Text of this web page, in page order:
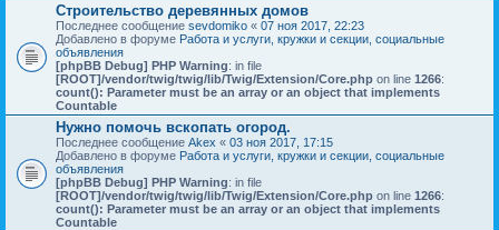
Строительство деревянных домов
Последнее сообщение sevdomiko « 07 ноя 2017, 22:23
Добавлено в форуме Работа и услуги, кружки и секции, социальные
объявления
[phpBB Debug] PHP Warning: in file
[ROOT]/vendor/twig/twig/lib/Twig/Extension/Core.php on line 1266:
count(): Parameter must be an array or an object that implements
Countable
Нужно помочь вскопать огород.
Последнее сообщение Akex « 03 ноя 2017, 17:15
Добавлено в форуме Работа и услуги, кружки и секции, социальные
объявления
[phpBB Debug] PHP Warning: in file
[ROOT]/vendor/twig/twig/lib/Twig/Extension/Core.php on line 1266:
count(): Parameter must be an array or an object that implements
Countable